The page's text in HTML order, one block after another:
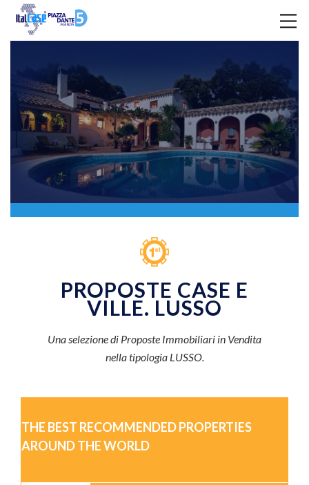
PROPOSTE CASE E
VILLE. LUSSO
Una selezione di Proposte Immobiliari in Vendita
nella tipologia LUSSO.
THE BEST RECOMMENDED PROPERTIES
AROUND THE WORLD